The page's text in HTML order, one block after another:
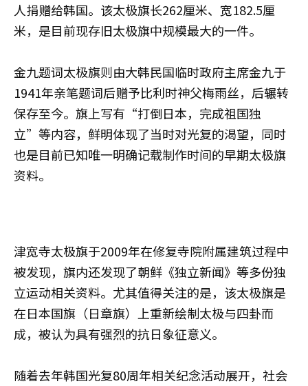
人捐赠给韩国。该太极旗长262厘米、宽182.5厘
米，是目前现存旧太极旗中规模最大的一件。
金九题词太极旗则由大韩民国临时政府主席金九于
1941年亲笔题词后赠予比利时神父梅雨丝，后辗转
保存至今。旗上写有“打倒日本，完成祖国独
立”等内容，鲜明体现了当时对光复的渴望，同时
也是目前已知唯一明确记载制作时间的早期太极旗
资料。
津宽寺太极旗于2009年在修复寺院附属建筑过程中
被发现，旗内还发现了朝鲜《独立新闻》等多份独
立运动相关资料。尤其值得关注的是，该太极旗是
在日本国旗（日章旗）上重新绘制太极与四卦而
成，被认为具有强烈的抗日象征意义。
随着去年韩国光复80周年相关纪念活动展开，社会